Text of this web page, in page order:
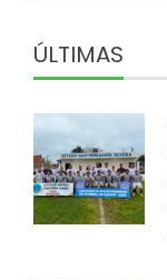
ÚLTIMAS